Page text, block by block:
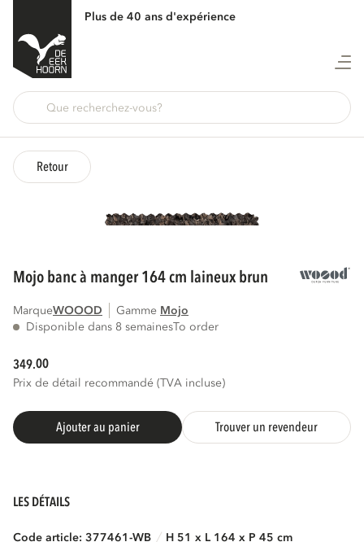
Plus de 40 ans d'expérience
Retour
mojo banc à manger 164 cm laineux brun
MarqueWOOOD Gamme
mojo
Disponible dans 8 semainesTo order
349.00
Prix de détail recommandé (TVA incluse)
Ajouter au panier Trouver un revendeur
LES DÉTAILS
Code article: 377461-WB H 51 x L 164 x P 45 cm